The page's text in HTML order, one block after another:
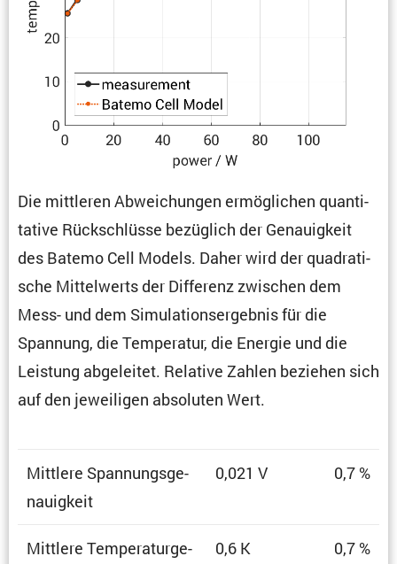
Die mittleren Abwei­chungen ermög­li­chen quanti­
ta­tive Rückschlüsse bezüg­lich der Genau­ig­keit
des Batemo Cell Models. Daher wird der quadra­ti­
sche Mittel­werts der Diffe­renz zwischen dem
Mess- und dem Simula­ti­ons­er­gebnis für die
Spannung, die Tempe­ratur, die Energie und die
Leistung abgeleitet. Relative Zahlen beziehen sich
auf den jewei­ligen absoluten Wert.
Mittlere Spannungs­ge­
nau­ig­keit
0,021 V 0,7 %
Mittlere Tempe­ra­tur­ge­
0,6 K 0,7 %